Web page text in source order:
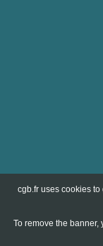
cgb.fr uses cookies
To remove the banner,